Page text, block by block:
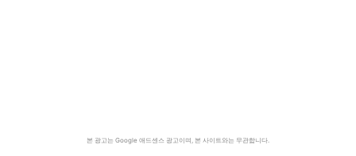
본 광고는 Google 애드센스 광고이며, 본 사이트와는 무관합니다.